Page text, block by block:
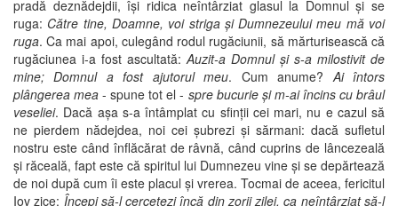
pradă deznădejdii, îşi ridica neîntârziat glasul la Domnul şi se
ruga: Către tine, Doamne, voi striga şi Dumnezeului meu mă voi
ruga. Ca mai apoi, culegând rodul rugăciunii, să mărturisească că
rugăciunea i-a fost ascultată: Auzit-a Domnul şi s-a milostivit de
mine; Domnul a fost ajutorul meu. Cum anume? Ai întors
plângerea mea - spune tot el - spre bucurie şi m-ai încins cu brâul
veseliei. Dacă aşa s-a întâmplat cu sfinţii cei mari, nu e cazul să
ne pierdem nădejdea, noi cei şubrezi şi sărmani: dacă sufletul
nostru este când înflăcărat de râvnă, când cuprins de lâncezeală
şi răceală, fapt este că spiritul lui Dumnezeu vine şi se depărtează
de noi după cum îi este placul şi vrerea. Tocmai de aceea, fericitul
Iov zice: Începi să-l cercetezi încă din zorii zilei, ca neîntârziat să-l